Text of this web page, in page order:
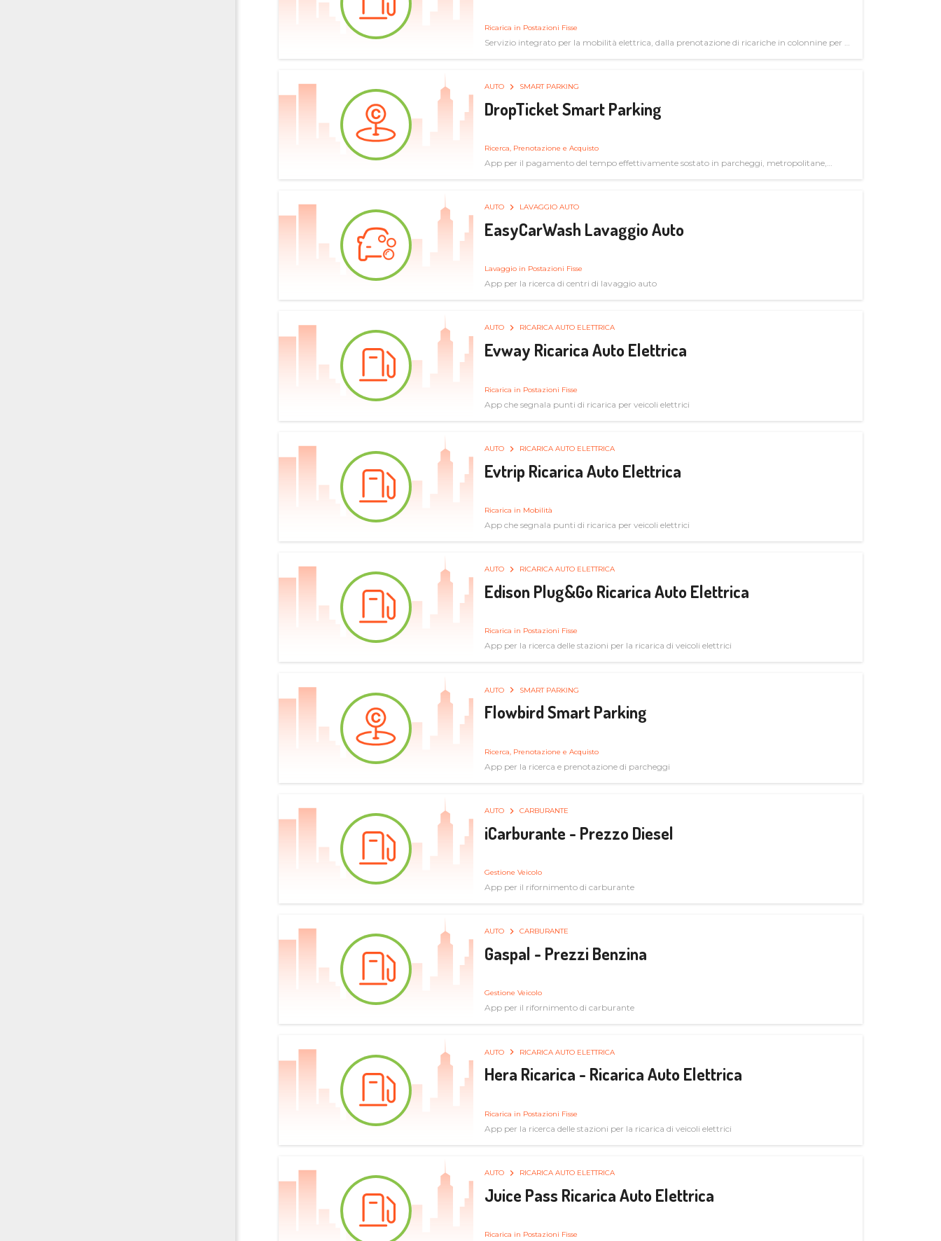
Ricarica in Postazioni Fisse
Servizio integrato per la mobilità elettrica, dalla prenotazione di ricariche in colonnine per il
AUTO SMART PARKING
DropTicket Smart Parking
Ricerca, Prenotazione e Acquisto
App per il pagamento del tempo effettivamente sostato in parcheggi, metropolitane,
AUTO LAVAGGIO AUTO
EasyCarWash Lavaggio Auto
Lavaggio in Postazioni Fisse
App per la ricerca di centri di lavaggio auto
AUTO RICARICA AUTO ELETTRICA
Evway Ricarica Auto Elettrica
Ricarica in Postazioni Fisse
App che segnala punti di ricarica per veicoli elettrici
AUTO RICARICA AUTO ELETTRICA
Evtrip Ricarica Auto Elettrica
Ricarica in Mobilità
App che segnala punti di ricarica per veicoli elettrici
AUTO RICARICA AUTO ELETTRICA
Edison Plug&Go Ricarica Auto Elettrica
Ricarica in Postazioni Fisse
App per la ricerca delle stazioni per la ricarica di veicoli elettrici
AUTO SMART PARKING
Flowbird Smart Parking
Ricerca, Prenotazione e Acquisto
App per la ricerca e prenotazione di parcheggi
AUTO CARBURANTE
iCarburante - Prezzo Diesel
Gestione Veicolo
App per il rifornimento di carburante
AUTO CARBURANTE
Gaspal - Prezzi Benzina
Gestione Veicolo
App per il rifornimento di carburante
AUTO RICARICA AUTO ELETTRICA
Hera Ricarica - Ricarica Auto Elettrica
Ricarica in Postazioni Fisse
App per la ricerca delle stazioni per la ricarica di veicoli elettrici
AUTO RICARICA AUTO ELETTRICA
Juice Pass Ricarica Auto Elettrica
Ricarica in Postazioni Fisse